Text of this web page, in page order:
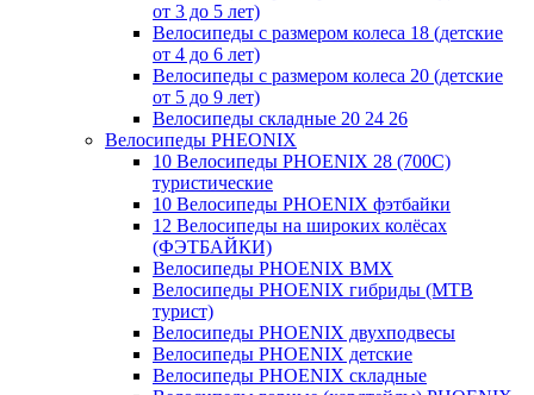
от 3 до 5 лет)
Велосипеды с размером колеса 18 (детские
от 4 до 6 лет)
Велосипеды с размером колеса 20 (детские
от 5 до 9 лет)
Велосипеды складные 20 24 26
Велосипеды PHEONIX
10 Велосипеды PHOENIX 28 (700С)
туристические
10 Велосипеды PHOENIX фэтбайки
12 Велосипеды на широких колёсах
(ФЭТБАЙКИ)
Велосипеды PHOENIX BMX
Велосипеды PHOENIX гибриды (MTB
турист)
Велосипеды PHOENIX двухподвесы
Велосипеды PHOENIX детские
Велосипеды PHOENIX складные